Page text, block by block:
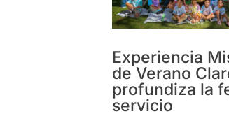
Experiencia
de Verano
profundiza la
servicio